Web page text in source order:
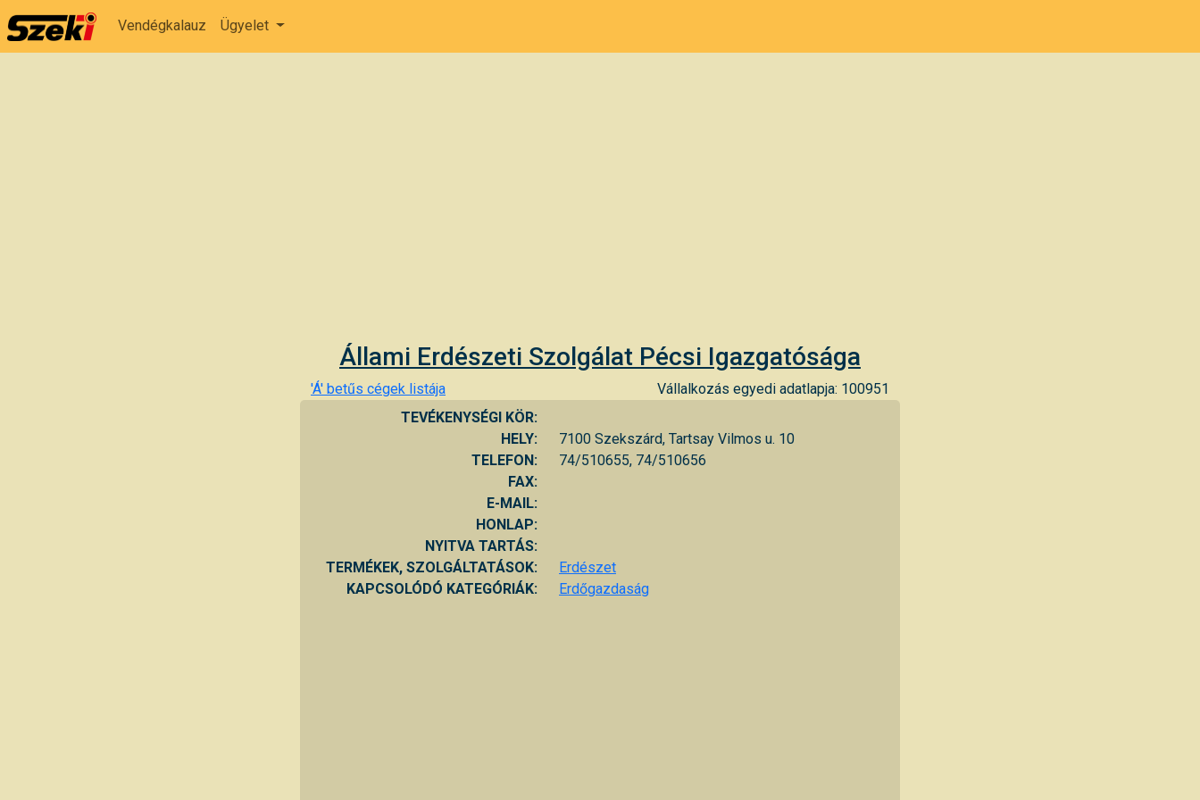
Vendégkalauz Ügyelet
Állami Erdészeti Szolgálat Pécsi Igazgatósága
'Á' betűs cégek listája
Vállalkozás egyedi adatlapja: 100951
TEVÉKENYSÉGI KÖR:
HELY:
7100 Szekszárd, Tartsay Vilmos u. 10
TELEFON:
74/510655, 74/510656
FAX:
E-MAIL:
HONLAP:
NYITVA TARTÁS:
TERMÉKEK, SZOLGÁLTATÁSOK:
Erdészet
KAPCSOLÓDÓ KATEGÓRIÁK:
Erdőgazdaság